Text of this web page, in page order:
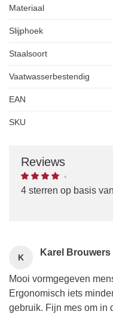
Materiaal
Slijphoek
Staalsoort
Vaatwasserbestendig
EAN
SKU
Reviews
•
4 sterren op basis
K Karel Brouwers
Mooi vormgegeven
Ergonomisch iets
gebruik. Fijn mes om in